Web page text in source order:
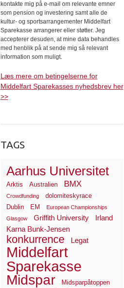
kontakte mig på e-mail om relevante emner
som pension og investering samt alle de
kultur- og sportsarrangementer Middelfart
Sparekasse arrangerer eller støtter. Jeg
accepterer desuden, at mine data behandles
med henblik på at sende mig så relevant
information som muligt.
Læs mere om betingelserne for
Middelfart Sparekasses nyhedsbrev her
>>
TAGS
Aarhus Universitet
Arktis Australien BMX
Crowdfunding
dolomiteskyrace
Dublin
EM
European Championships
Glasgow
Griffith University
Irland
Karna Bunk-Jensen
konkurrence Legat
Middelfart
Sparekasse
Midspar Midsparpåtoppen